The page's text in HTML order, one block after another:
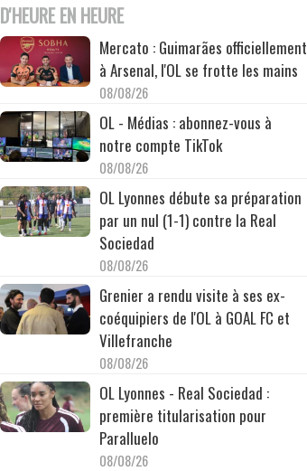
D'HEURE EN HEURE
Mercato : Guimarães officiellement
à Arsenal, l'OL se frotte les mains
08/08/26
OL - Médias : abonnez-vous à
notre compte TikTok
08/08/26
OL Lyonnes débute sa préparation
par un nul (1-1) contre la Real
Sociedad
08/08/26
Grenier a rendu visite à ses ex-
coéquipiers de l'OL à GOAL FC et
Villefranche
08/08/26
OL Lyonnes - Real Sociedad :
première titularisation pour
Paralluelo
08/08/26